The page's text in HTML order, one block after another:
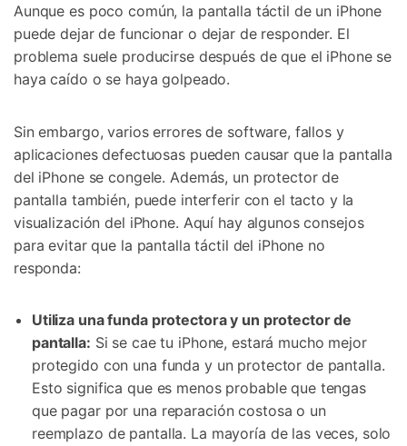
Aunque es poco común, la pantalla táctil de un iPhone
puede dejar de funcionar o dejar de responder. El
problema suele producirse después de que el iPhone se
haya caído o se haya golpeado.
Sin embargo, varios errores de software, fallos y
aplicaciones defectuosas pueden causar que la pantalla
del iPhone se congele. Además, un protector de
pantalla también, puede interferir con el tacto y la
visualización del iPhone. Aquí hay algunos consejos
para evitar que la pantalla táctil del iPhone no
responda:
Utiliza una funda protectora y un protector de
pantalla: Si se cae tu iPhone, estará mucho mejor
protegido con una funda y un protector de pantalla.
Esto significa que es menos probable que tengas
que pagar por una reparación costosa o un
reemplazo de pantalla. La mayoría de las veces, solo